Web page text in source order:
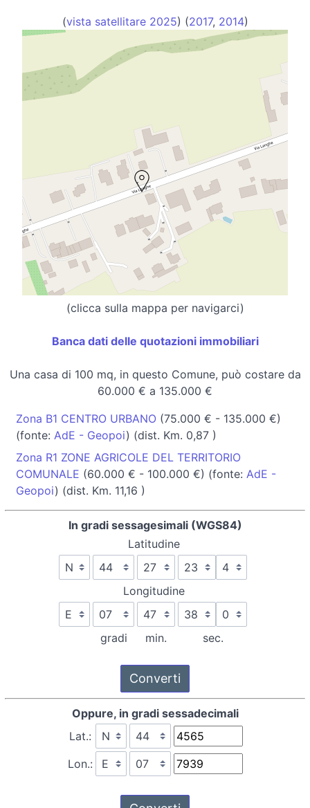
(vista satellitare 2025) (2017, 2014)
(clicca sulla mappa per navigarci)
Banca dati delle quotazioni immobiliari
Una casa di 100 mq, in questo Comune, può costare da
60.000 € a 135.000 €
Zona B1 CENTRO URBANO (75.000 € - 135.000 €)
(fonte: AdE - Geopoi) (dist. Km. 0,87 )
Zona R1 ZONE AGRICOLE DEL TERRITORIO
COMUNALE (60.000 € - 100.000 €) (fonte: AdE -
Geopoi) (dist. Km. 11,16 )
In gradi sessagesimali (WGS84)
Latitudine
Longitudine
gradi min. sec.
Oppure, in gradi sessadecimali
Lat.:
Lon.: